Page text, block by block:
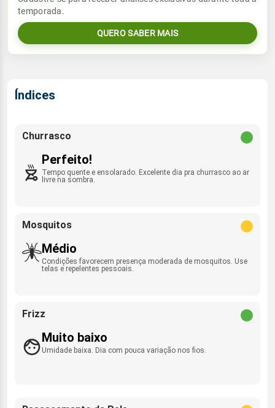
19%62%
Rajada de vento
06:12h às 17:52h
Lua
0.0mm
Umidade do ar
ESE - 13km/h
Rajada de vento
Sol
temporada.
QUERO SABER MAIS
Índices
Churrasco
Perfeito!
Tempo quente e ensolarado. Excelente dia pra churrasco ao ar
livre na sombra.
Mosquitos
Médio
Condições favorecem presença moderada de mosquitos. Use
telas e repelentes pessoais.
Frizz
Muito baixo
Umidade baixa. Dia com pouca variação nos fios.